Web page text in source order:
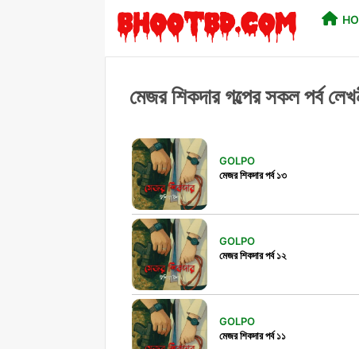
মেজর শিকদার গল্পের সকল পর্ব
GOLPO
মেজর শিকদার পর্ব ১৩
GOLPO
মেজর শিকদার পর্ব ১২
GOLPO
মেজর শিকদার পর্ব ১১